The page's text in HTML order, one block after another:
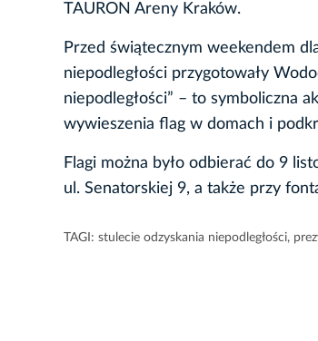
TAURON Areny Kraków.
Przed świątecznym weekendem
niepodległości przygotowały
niepodległości” – to symboliczna
wywieszenia flag w domach i
Flagi można było odbierać do 9
ul. Senatorskiej 9, a także przy
TAGI: stulecie odzyskania niepodległości,